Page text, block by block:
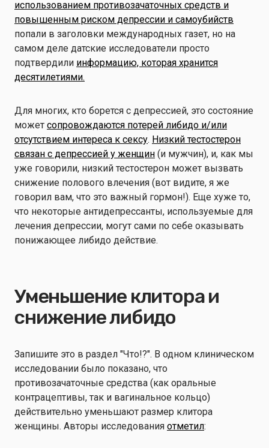
использованием противозачаточных средств и
повышенным риском депрессии и самоубийств
попали в заголовки международных газет, но на
самом деле датские исследователи просто
подтвердили информацию, которая хранится
десятилетиями.
Для многих, кто борется с депрессией, это состояние
может сопровождаются потерей либидо и/или
отсутствием интереса к сексу. Низкий тестостерон
связан с депрессией у женщин (и мужчин), и, как мы
уже говорили, низкий тестостерон может вызвать
снижение полового влечения (вот видите, я же
говорил вам, что это важный гормон!). Еще хуже то,
что некоторые антидепрессанты, используемые для
лечения депрессии, могут сами по себе оказывать
понижающее либидо действие.
Уменьшение клитора и
снижение либидо
Запишите это в раздел "Что!?". В одном клиническом
исследовании было показано, что
противозачаточные средства (как оральные
контрацептивы, так и вагинальное кольцо)
действительно уменьшают размер клитора
женщины. Авторы исследования отметил: